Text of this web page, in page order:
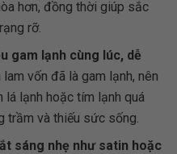
hơn, đồng thời giúp sắc
rỡ.
gam lạnh cùng lúc, dễ
lam vốn đã là gam lạnh, nên
lá lạnh hoặc tím lạnh quá
trầm và thiếu sức sống.
sáng nhẹ như satin hoặc